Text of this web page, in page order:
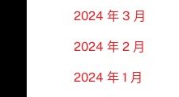
2024 年 3 月
2024 年 2 月
2024 年 1 月